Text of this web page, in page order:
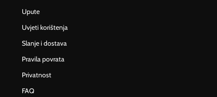
Upute
Uvjeti korištenja
Slanje i dostava
Pravila povrata
Privatnost
FAQ